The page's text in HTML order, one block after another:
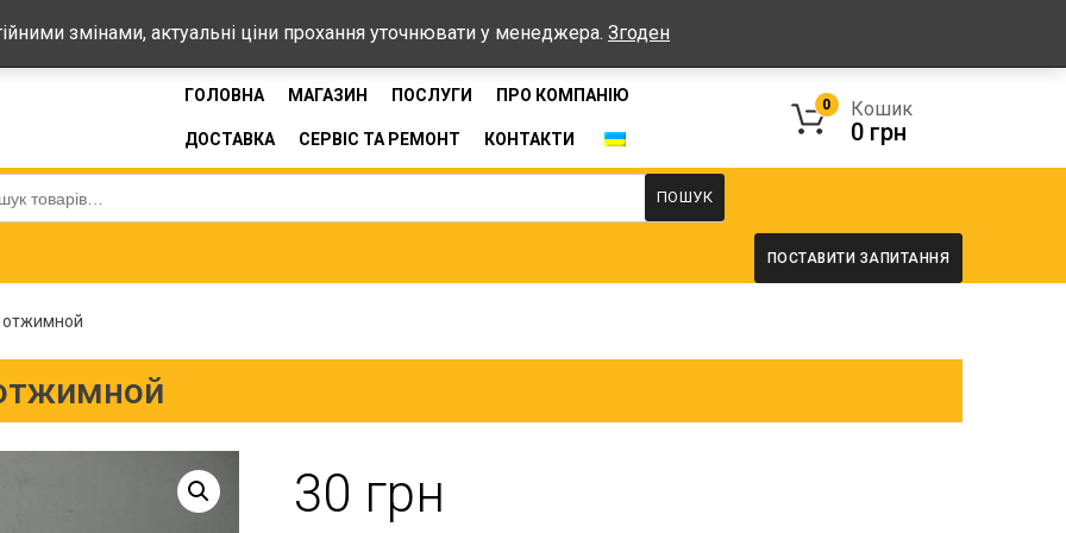
33 Графік: Пн-Пт: 08:00-17:00, Сб-Нд - вихідні
ГОЛОВНА МАГАЗИН ПОСЛУГИ ПРО КОМПАНІЮ
ДОСТАВКА СЕРВІС ТА РЕМОНТ КОНТАКТИ
Кошик
0
0 грн
ПОШУК
ПОСТАВИТИ ЗАПИТАННЯ
отжимной
30 грн
змінами, актуальні ціни прохання уточнювати у менеджера. Згоден